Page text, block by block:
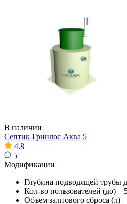
В наличии
Септик Гринлос Аква 5
4.8
5
Модификации
Глубина подводящей трубы
Кол-во пользователей (до) –
Объем залпового сброса (л)